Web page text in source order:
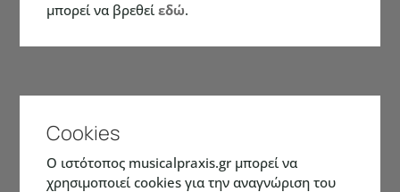
μπορεί να βρεθείεδώ.
Cookies
Ο ιστότοπος musicalpraxis.gr μπορεί να
χρησιμοποιεί cookies για την αναγνώριση του